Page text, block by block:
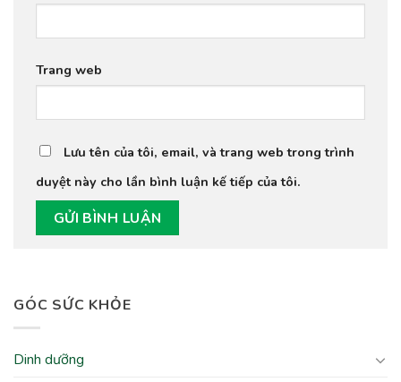
GÓC SỨC KHỎE
Dinh dưỡng
Trang web
Lưu tên của tôi, email, và trang web trong trình
duyệt này cho lần bình luận kế tiếp của tôi.